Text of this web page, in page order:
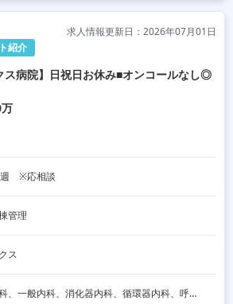
紹介
求人情報更新日：2026年07月01日
ス病院】日祝日お休み■オンコールなし◎
　※応相談
管理
ス
脳神経内科、一般内科、消化器内科、循環器内科、呼吸器内科、血液内科、内分泌内科、老人内科、一般外科、消化器外科、その他